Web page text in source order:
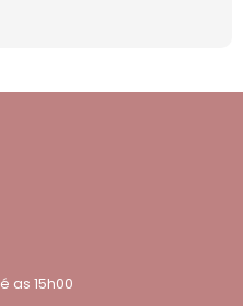
as 15h00